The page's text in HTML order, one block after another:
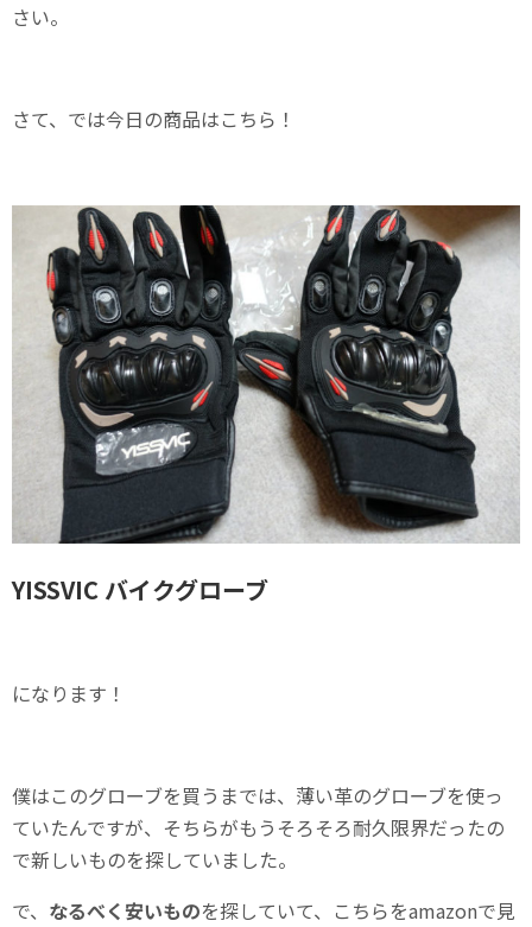
さい。
さて、では今日の商品はこちら！
YISSVIC バイクグローブ
になります！
僕はこのグローブを買うまでは、薄い革のグローブを使っ
ていたんですが、そちらがもうそろそろ耐久限界だったの
で新しいものを探していました。
で、 なるべく安いものを探していて、こちらをamazonで見